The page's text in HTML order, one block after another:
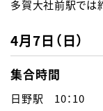
多賀大社前駅では
4月7日（日）
集合時間
日野駅　10：10